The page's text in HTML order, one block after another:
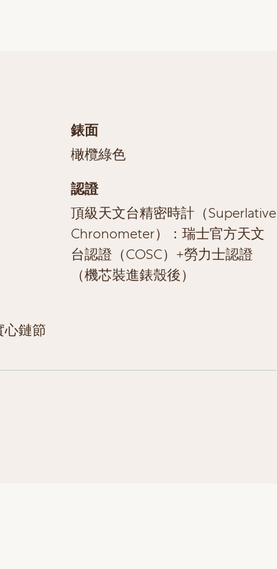
心鏈節
錶面
橄欖綠色
認證
頂級天文台精密時計（Superlative
Chronometer）：瑞士官方天文
台認證（COSC）+勞力士認證
（機芯裝進錶殼後）